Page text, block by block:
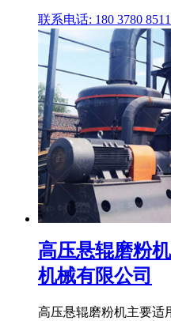
联系电话: 180 3780 8511
高压悬辊磨粉
机械有限公司
高压悬辊磨粉机主要适